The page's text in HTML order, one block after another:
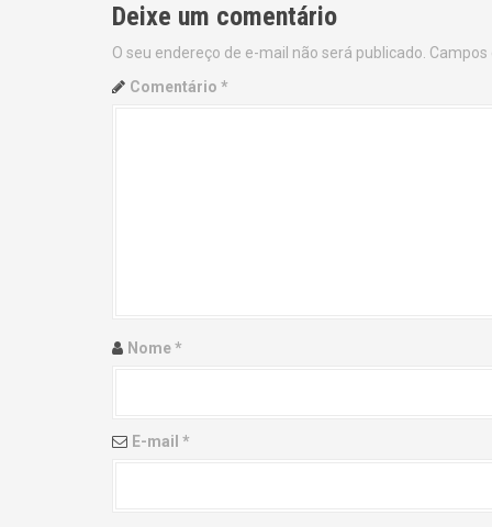
t
n
n
Deixe um comentário
O seu endereço de e-mail não será publicado.
Comentário *
Nome*
E-mail *